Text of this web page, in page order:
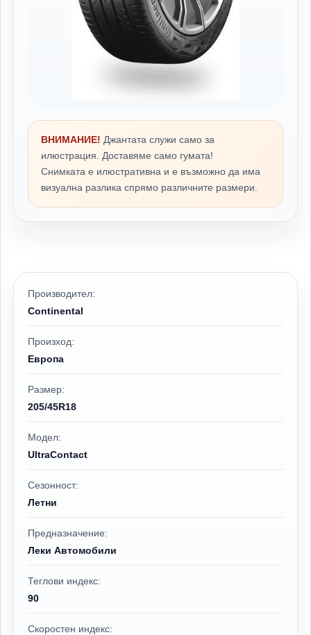
ВНИМАНИЕ! Джантата служи само за
илюстрация. Доставяме само гумата!
Снимката е илюстративна и е възможно да има
визуална разлика спрямо различните размери.
Производител:
Continental
Произход:
Европа
Размер:
205/45R18
Модел:
UltraContact
Сезонност:
Летни
Предназначение:
Леки Автомобили
Теглови индекс:
90
Скоростен индекс: